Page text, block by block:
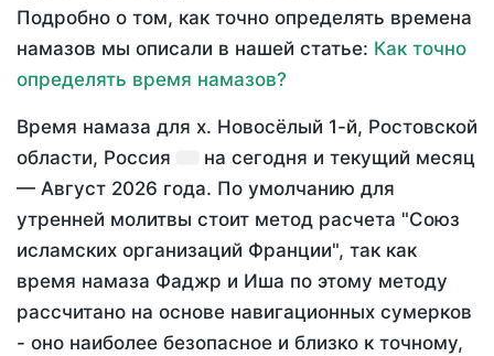
Подробно о том, как точно определять времена
намазов мы описали в нашей статье: Как точно
определять время намазов?
Время намаза для х. Новосёлый 1-й, Ростовской
области, Россия
на сегодня и текущий месяц
— Август 2026 года. По умолчанию для
утренней молитвы стоит метод расчета "Союз
исламских организаций Франции", так как
время намаза Фаджр и Иша по этому методу
рассчитано на основе навигационных сумерков
- оно наиболее безопасное и близко к точному,